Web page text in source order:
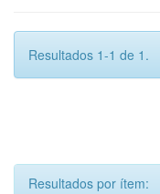
Resultados 1-1 de 1.
Resultados por ítem: